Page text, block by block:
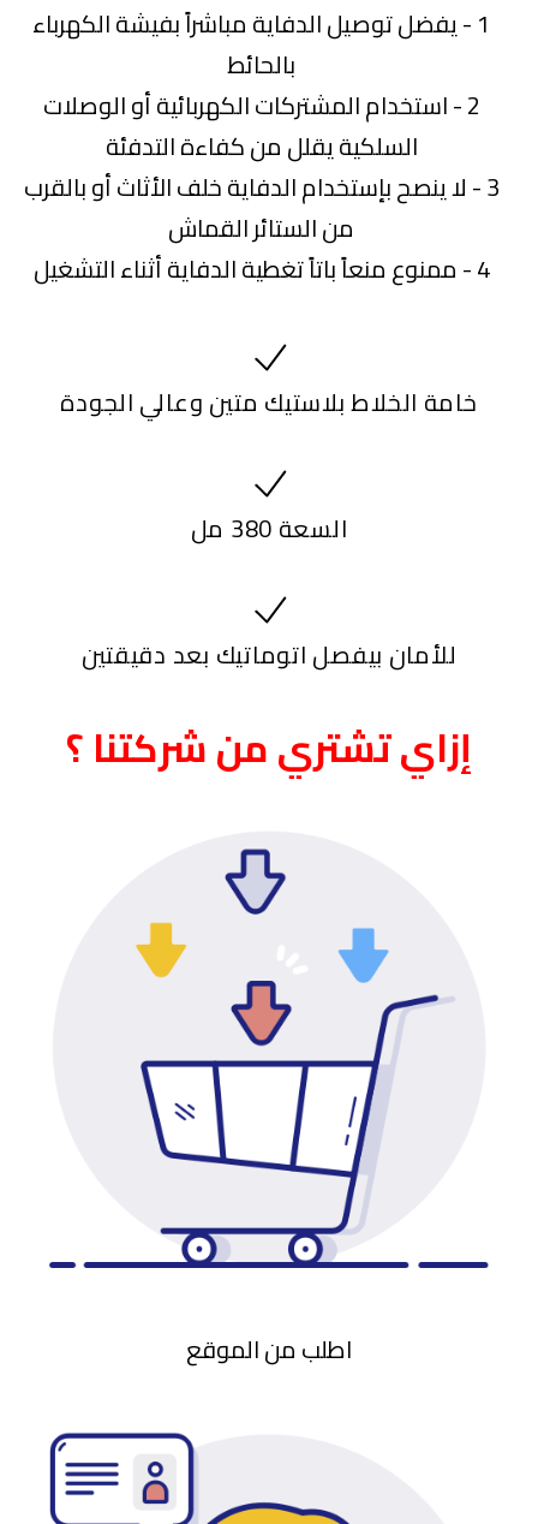
1 - يفضل توصيل الدفاية مباشراً بفيشة الكهرباء
بالحائط
2 - استخدام المشتركات الكهربائية أو الوصلات
السلكية يقلل من كفاءة التدفئة
3 - لا ينصح بإستخدام الدفاية خلف الأثاث أو بالقرب
من الستائر القماش
4 - ممنوع منعاً باتاً تغطية الدفاية أثناء التشغيل
السعة 380 مل
للأمان بيفصل اتوماتيك بعد دقيقتين
إزاي تشتري من شركتنا ؟
اطلب من الموقع